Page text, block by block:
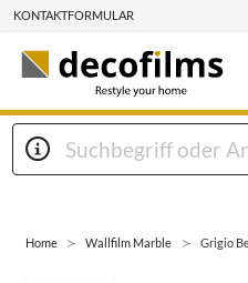
KONTAKTFORMULAR
Home Wallfilm Marble Grigio